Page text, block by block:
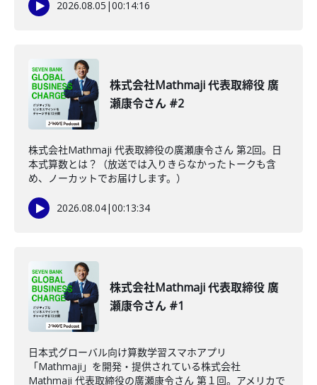
2026.08.05 |00:14:16
株式会社Mathmaji 代表取締役 廣
瀬康令さん #2
株式会社Mathmaji 代表取締役の廣瀬康令さん 第2回。日
本式算数とは？（放送では入りきらなかったトークも含
め、ノーカットでお届けします。）
2026.08.04|00:13:34
株式会社Mathmaji 代表取締役 廣
瀬康令さん #1
日本式グローバル向け算数学習スマホアプリ
「Mathmaji」を開発・提供されている株式会社
Mathmaji 代表取締役の廣瀬康令さん 第１回。アメリカで